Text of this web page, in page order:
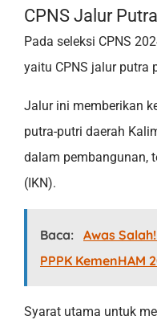
CPNS Jalur
Pada seleksi CPNS
yaitu CPNS jalur putra
Jalur ini memberikan
putra-putri daerah
dalam pembangunan,
(IKN).
Baca: Awas
PPPK KemenHAM
Syarat utama untuk